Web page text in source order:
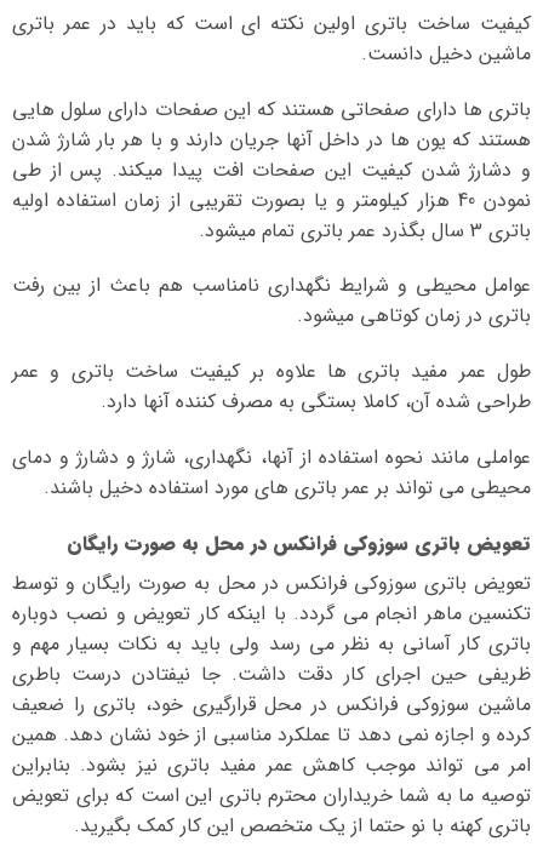
کیفیت ساخت باتری اولین نکته ای است که باید در عمر باتری
ماشین دخیل دانست.
باتری ها دارای صفحاتی هستند که این صفحات دارای سلول هایی
هستند که یون ها در داخل آنها جریان دارند و با هر بار شارژ شدن
و دشارژ شدن کیفیت این صفحات افت پیدا میکند. پس از طی
نمودن 40 هزار کیلومتر و یا بصورت تقریبی از زمان استفاده اولیه
باتری 3 سال بگذرد عمر باتری تمام میشود.
عوامل محیطی و شرایط نگهداری نامناسب هم باعث از بین رفت
باتری در زمان کوتاهی میشود.
طول عمر مفید باتری ها علاوه بر کیفیت ساخت باتری و عمر
طراحی شده آن، کاملا بستگی به مصرف کننده آنها دارد.
عواملی مانند نحوه استفاده از آنها، نگهداری، شارژ و دشارژ و دمای
محیطی می تواند بر عمر باتری های مورد استفاده دخیل باشند.
تعویض باتری سوزوکی فرانکس در محل به صورت رایگان
تعویض باتری سوزوکی فرانکس در محل به صورت رایگان و توسط
تکنسین ماهر انجام می گردد. با اینکه کار تعویض و نصب دوباره
باتری کار آسانی به نظر می رسد ولی باید به نکات بسیار مهم و
ظریفی حین اجرای کار دقت داشت. جا نیفتادن درست باطری
ماشین سوزوکی فرانکس در محل قرارگیری خود، باتری را ضعیف
کرده و اجازه نمی دهد تا عملکرد مناسبی از خود نشان دهد. همین
امر می تواند موجب کاهش عمر مفید باتری نیز بشود. بنابراین
توصیه ما به شما خریداران محترم باتری این است که برای تعویض
باتری کهنه با نو حتما از یک متخصص این کار کمک بگیرید.